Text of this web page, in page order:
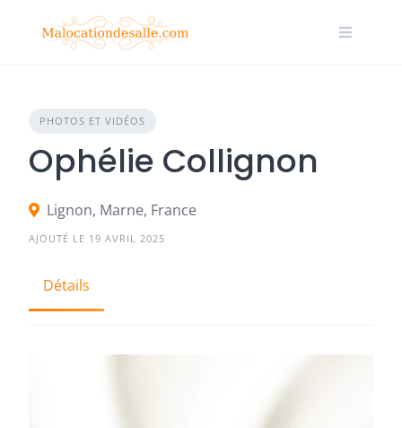
PHOTOS ET VIDÉOS
Ophélie Collignon
Lignon, Marne, France
AJOUTÉ LE 19 AVRIL 2025
Détails